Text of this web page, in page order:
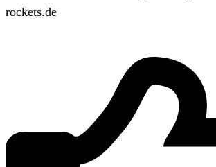
rockets.de